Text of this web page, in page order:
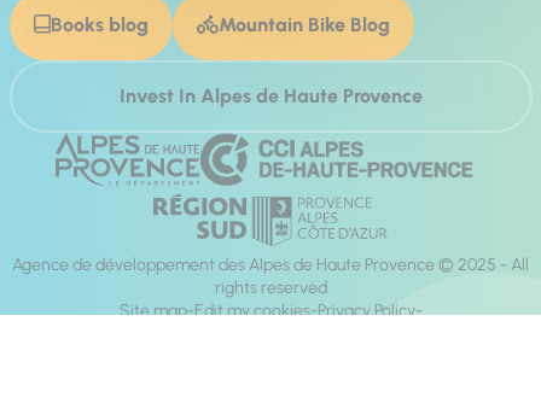
Books blog Mountain Bike Blog
Invest In Alpes de Haute Provence
Agence de développement des Alpes de Haute Provence © 2025 - All
rights reserved
Site map Edit my cookies Privacy Policy